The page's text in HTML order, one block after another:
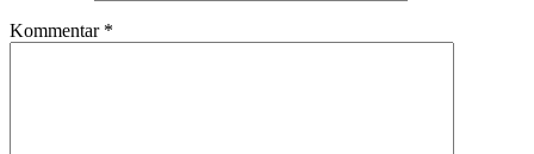
Kommentar *